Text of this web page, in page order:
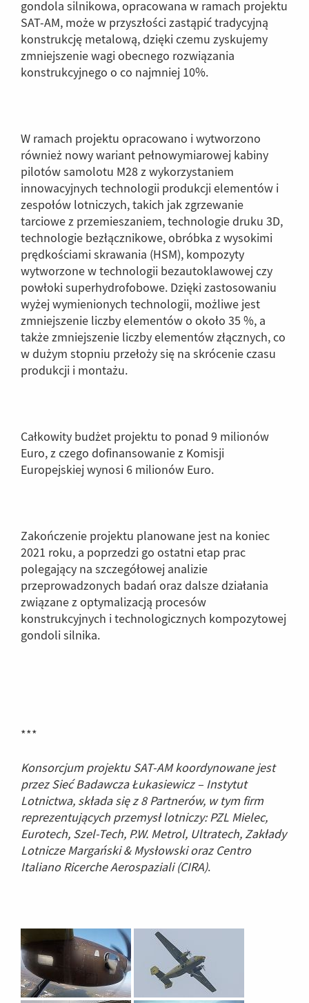
gondola silnikowa, opracowana w ramach projektu
SAT-AM, może w przyszłości zastąpić tradycyjną
konstrukcję metalową, dzięki czemu zyskujemy
zmniejszenie wagi obecnego rozwiązania
konstrukcyjnego o co najmniej 10%.
W ramach projektu opracowano i wytworzono
również nowy wariant pełnowymiarowej kabiny
pilotów samolotu M28 z wykorzystaniem
innowacyjnych technologii produkcji elementów i
zespołów lotniczych, takich jak zgrzewanie
tarciowe z przemieszaniem, technologie druku 3D,
technologie bezłącznikowe, obróbka z wysokimi
prędkościami skrawania (HSM), kompozyty
wytworzone w technologii bezautoklawowej czy
powłoki superhydrofobowe. Dzięki zastosowaniu
wyżej wymienionych technologii, możliwe jest
zmniejszenie liczby elementów o około 35 %, a
także zmniejszenie liczby elementów złącznych, co
w dużym stopniu przełoży się na skrócenie czasu
produkcji i montażu.
Całkowity budżet projektu to ponad 9 milionów
Euro, z czego dofinansowanie z Komisji
Europejskiej wynosi 6 milionów Euro.
Zakończenie projektu planowane jest na koniec
2021 roku, a poprzedzi go ostatni etap prac
polegający na szczegółowej analizie
przeprowadzonych badań oraz dalsze działania
związane z optymalizacją procesów
konstrukcyjnych i technologicznych kompozytowej
gondoli silnika.
***
Konsorcjum projektu SAT-AM koordynowane jest
przez Sieć Badawcza Łukasiewicz – Instytut
Lotnictwa, składa się z 8 Partnerów, w tym firm
reprezentujących przemysł lotniczy: PZL Mielec,
Eurotech, Szel-Tech, P.W. Metrol, Ultratech, Zakłady
Lotnicze Margański & Mysłowski oraz Centro
Italiano Ricerche Aerospaziali (CIRA).